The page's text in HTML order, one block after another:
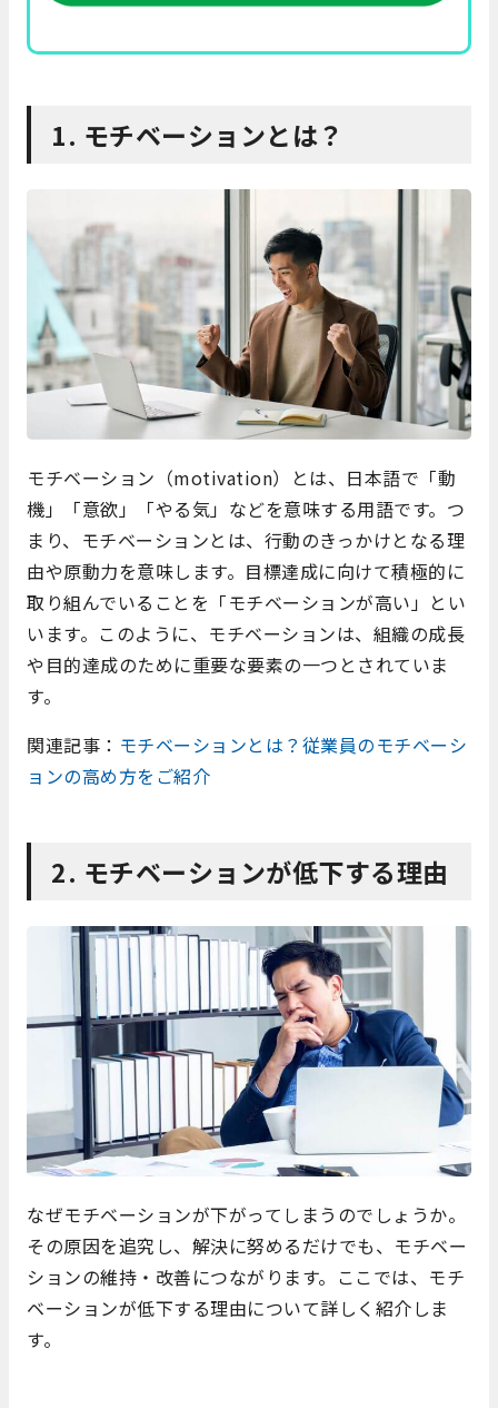
1. モチベーションとは？
モチベーション（motivation）とは、日本語で「動
機」「意欲」「やる気」などを意味する用語です。つ
まり、モチベーションとは、行動のきっかけとなる理
由や原動力を意味します。目標達成に向けて積極的に
取り組んでいることを「モチベーションが高い」とい
います。このように、モチベーションは、組織の成長
や目的達成のために重要な要素の一つとされていま
す。
関連記事： モチベーションとは？従業員のモチベーシ
ョンの高め方をご紹介
2. モチベーションが低下する理由
なぜモチベーションが下がってしまうのでしょうか。
その原因を追究し、解決に努めるだけでも、モチベー
ションの維持・改善につながります。ここでは、モチ
ベーションが低下する理由について詳しく紹介しま
す。